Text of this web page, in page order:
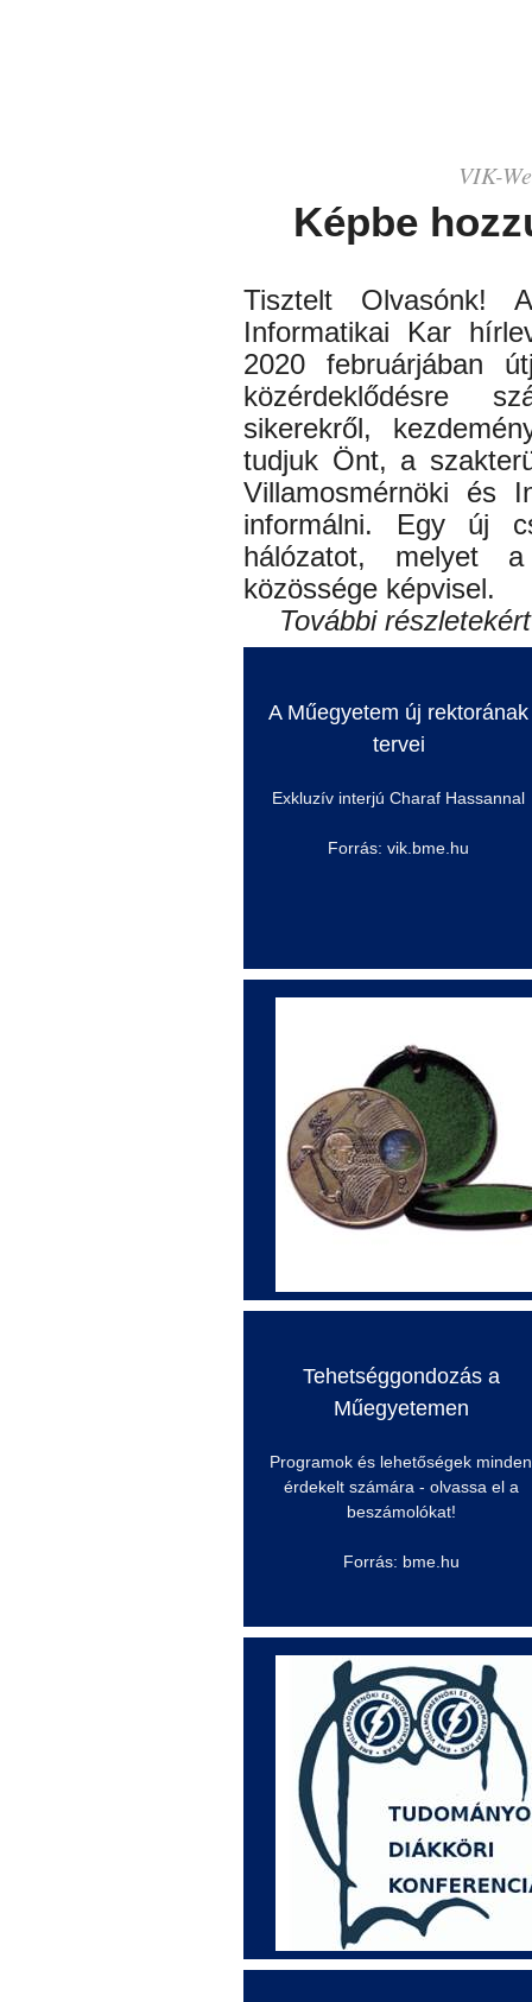
VIK-
Képbe
Tisztelt Olvasónk!
Informatikai Kar
2020 februárjában
közérdeklődésre
sikerekről,
tudjuk Önt, a
Villamosmérnöki és
informálni. Egy új
hálózatot, melyet
közössége képvisel.
További
A Műegyetem új rektorának
tervei
Exkluzív interjú Charaf Hassannal
Forrás: vik.bme.hu
Tehetséggondozás a
Műegyetemen
Programok és lehetőségek minden
érdekelt számára - olvassa el a
beszámolókat!
Forrás: bme.hu